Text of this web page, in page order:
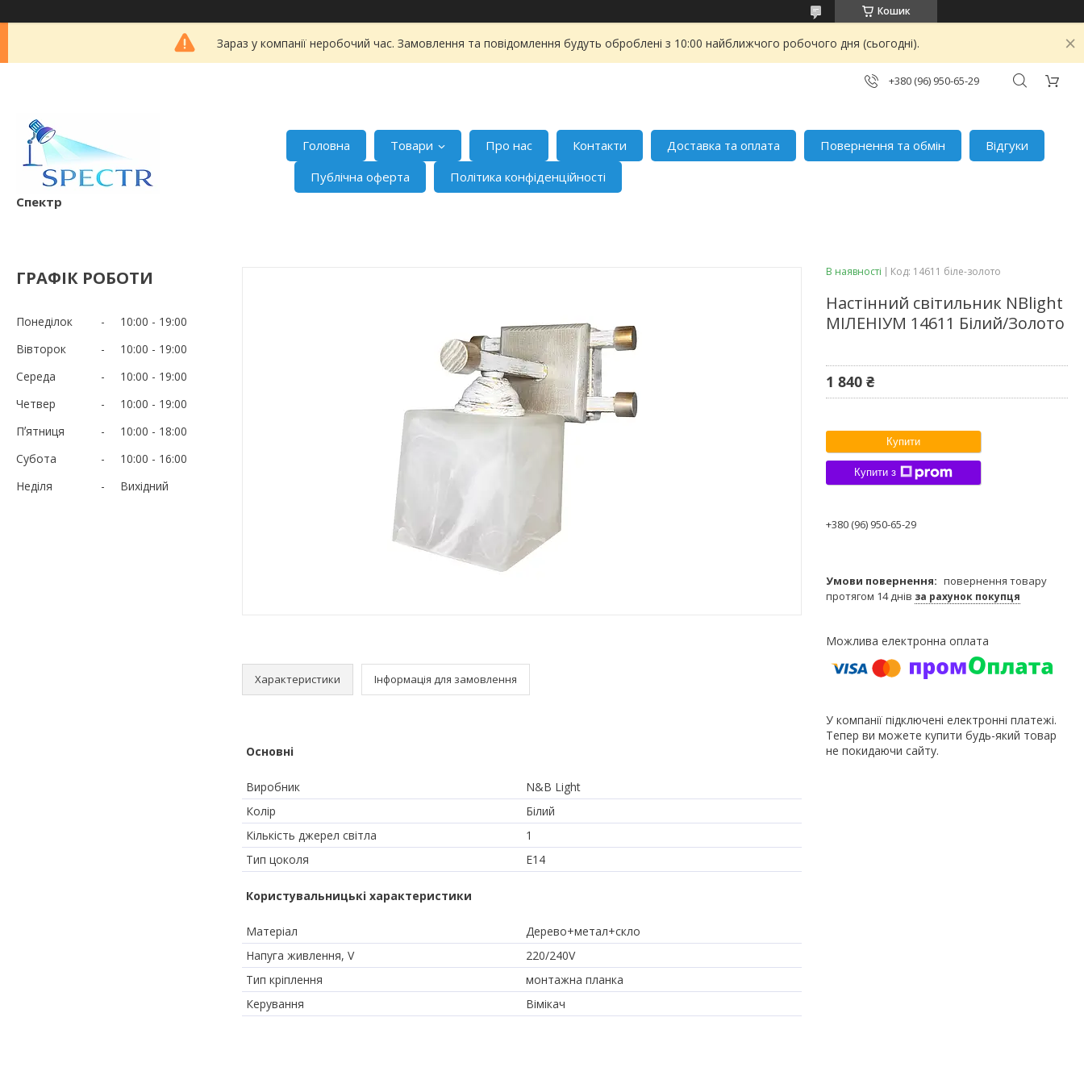
Кошик
Зараз у компанії неробочий час. Замовлення та повідомлення будуть оброблені з 10:00 найближчого робочого дня (сьогодні).
+380 (96) 950-65-29
Спектр
Головна Товари Про нас Контакти Доставка та оплата Повернення та обмін
Відгуки
Публічна оферта
Політика конфіденційності
ГРАФІК РОБОТИ
Понеділок 10:00
19:00
Вівторок
10:00
19:00
Середа
10:00
19:00
Четвер
10:00
19:00
Пʼятниця
10:00
18:00
Субота
10:00
16:00
Неділя
Вихідний
Характеристики Інформація для замовлення
Основні
Виробник
N&B Light
Колір
Білий
Кількість джерел світла
1
Тип цоколя
E14
Користувальницькі характеристики
Матеріал
Дерево+метал+скло
Напуга живлення, V
220/240V
Тип кріплення
монтажна планка
Керування
Вімікач
В наявності Код: 14611 біле-золото
Настінний світильник NBlight
МІЛЕНІУМ 14611 Білий/Золото
1 840 ₴
Купити
Купити з
+380 (96) 950-65-29
повернення товару
протягом 14 днів за рахунок покупця
У компанії підключені електронні платежі.
Тепер ви можете купити будь-який товар
не покидаючи сайту.